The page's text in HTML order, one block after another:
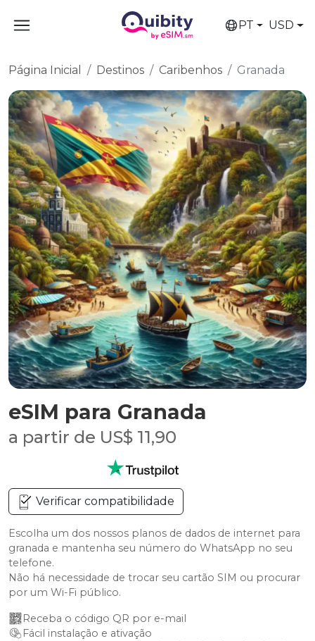
PT USD
Página Inicial Destinos Caribenhos Granada
eSIM para Granada
a partir de US$ 11,90
Verificar compatibilidade
Escolha um dos nossos planos de dados de internet para
granada e mantenha seu número do WhatsApp no seu
telefone.
Não há necessidade de trocar seu cartão SIM ou procurar
por um Wi-Fi público.
Receba o código QR por e-mail
Fácil instalação e ativação